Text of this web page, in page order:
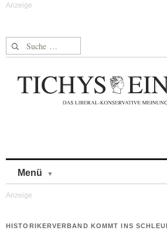
Suche nach:
Menü
HISTORIKERVERBAND KOMMT INS